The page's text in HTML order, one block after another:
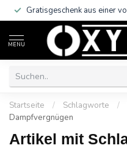
Gratisgeschenk aus einer
MENU
Startseite / Schlagworte /
Dampfvergnügen
Artikel mit